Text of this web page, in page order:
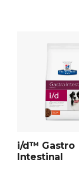
i/d™ Gastro
Intestinal